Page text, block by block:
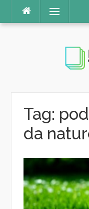
o
Menu
Tag:
da